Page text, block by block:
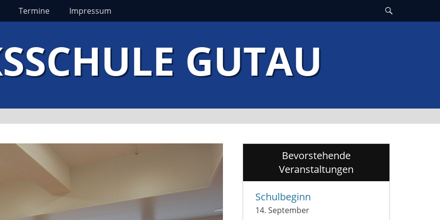
Termine Impressum
GUTAU
Bevorstehende
Veranstaltungen
Schulbeginn
14. September